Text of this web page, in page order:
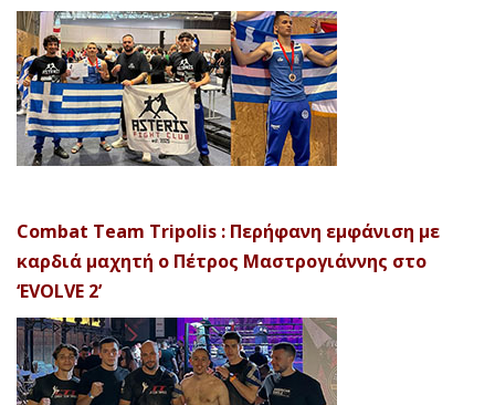
Combat Team Tripolis : Περήφανη εμφάνιση με
καρδιά μαχητή ο Πέτρος Μαστρογιάννης στο
‘EVOLVE 2’